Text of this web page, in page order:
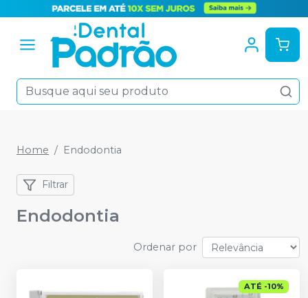
Home Endodontia
Filtrar
Endodontia
Ordenar por
ATÉ -10%